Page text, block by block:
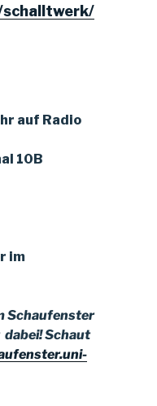
auf Radio
10B
im
Schaufenster
dabei!Schaut